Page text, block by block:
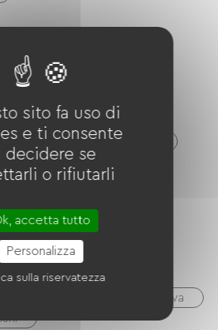
/ Modellistica
Controlli
contanti
Paypal
Buon CAF
/ accesso a Internet
Lavatrice collettiva
sito fa uso di
e ti consente
decidere se
o rifiutarli
accetta tutto
Personalizza
sulla riservatezza